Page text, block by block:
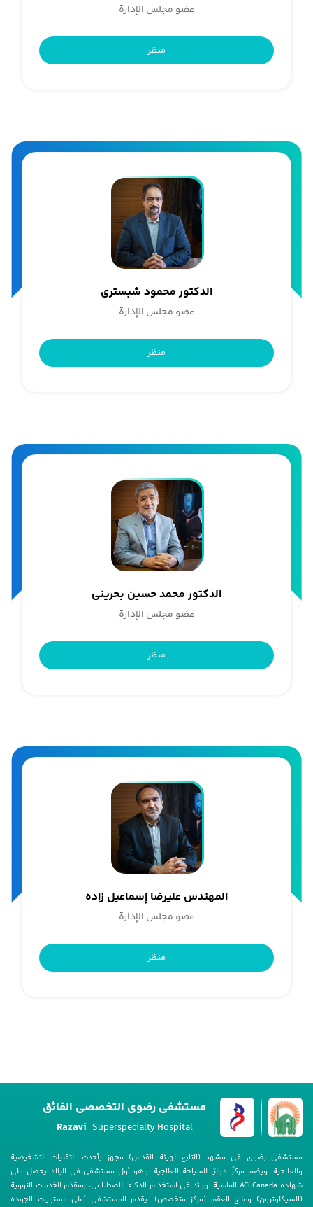
عضو مجلس الإدارة
منظر
الدکتور محمود شبستری
عضو مجلس الإدارة
منظر
الدکتور محمد حسین بحرینی
عضو مجلس الإدارة
منظر
المهندس علیرضا إسماعیل زاده
عضو مجلس الإدارة
منظر
مستشفى رضوي التخصصي الفائق
Razavi Superspecialty Hospital
مستشفى رضوی فی مشهد (التابع لهیئة القدس) مجهز بأحدث التقنیات التشخیصیة
والعلاجیة، ویضم مرکزًا دولیًا للسیاحة العلاجیة. وهو أول مستشفى فی البلاد یحصل على
شهادة ACI Canada الماسیة، ورائد فی استخدام الذکاء الاصطناعی، ومقدم للخدمات النوویة
(السیکلوترون) وعلاج العقم (مرکز متخصص). یقدم المستشفى أعلى مستویات الجودة